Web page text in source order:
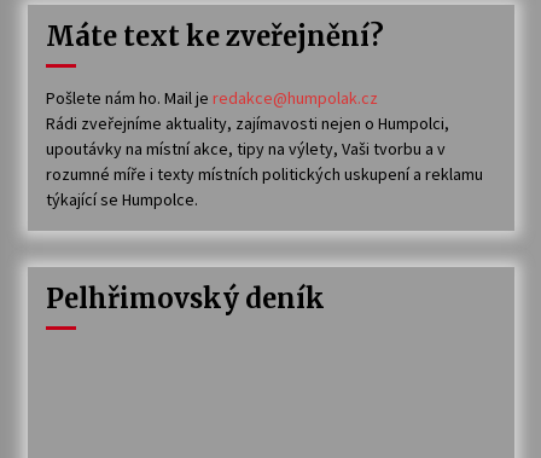
Máte text ke zveřejnění?
Pošlete nám ho. Mail je redakce@humpolak.cz
Rádi zveřejníme aktuality, zajímavosti nejen o Humpolci,
upoutávky na místní akce, tipy na výlety, Vaši tvorbu a v
rozumné míře i texty místních politických uskupení a reklamu
týkající se Humpolce.
Pelhřimovský deník